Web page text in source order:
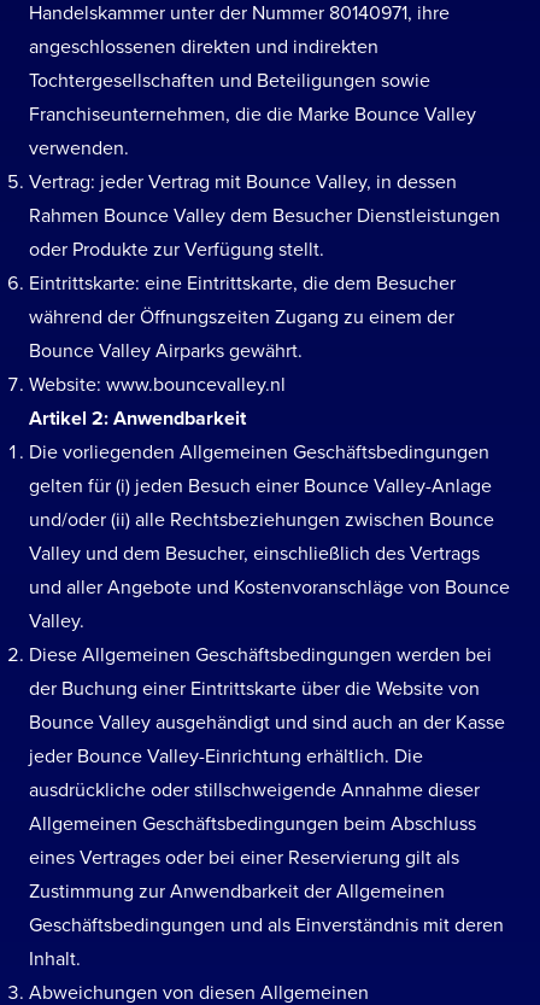
Handelskammer unter der Nummer 80140971, ihre
angeschlossenen direkten und indirekten
Tochtergesellschaften und Beteiligungen sowie
Franchiseunternehmen, die die Marke Bounce Valley
verwenden.
Vertrag: jeder Vertrag mit Bounce Valley, in dessen
Rahmen Bounce Valley dem Besucher Dienstleistungen
oder Produkte zur Verfügung stellt.
Eintrittskarte: eine Eintrittskarte, die dem Besucher
während der Öffnungszeiten Zugang zu einem der
Bounce Valley Airparks gewährt.
Website: www.bouncevalley.nl
Artikel 2: Anwendbarkeit
Die vorliegenden Allgemeinen Geschäftsbedingungen
gelten für (i) jeden Besuch einer Bounce Valley-Anlage
und/oder (ii) alle Rechtsbeziehungen zwischen Bounce
Valley und dem Besucher, einschließlich des Vertrags
und aller Angebote und Kostenvoranschläge von Bounce
Valley.
Diese Allgemeinen Geschäftsbedingungen werden bei
der Buchung einer Eintrittskarte über die Website von
Bounce Valley ausgehändigt und sind auch an der Kasse
jeder Bounce Valley-Einrichtung erhältlich. Die
ausdrückliche oder stillschweigende Annahme dieser
Allgemeinen Geschäftsbedingungen beim Abschluss
eines Vertrages oder bei einer Reservierung gilt als
Zustimmung zur Anwendbarkeit der Allgemeinen
Geschäftsbedingungen und als Einverständnis mit deren
Inhalt.
Abweichungen von diesen Allgemeinen